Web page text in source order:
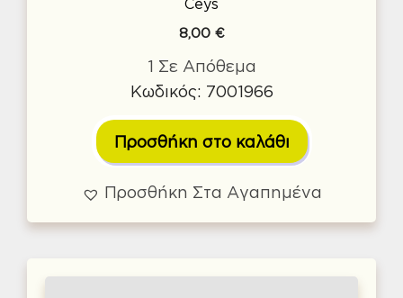
Ceys
8,00 €
1 Σε Απόθεμα
Κωδικός: 7001966
Προσθήκη στο καλάθι
Προσθήκη Στα Αγαπημένα